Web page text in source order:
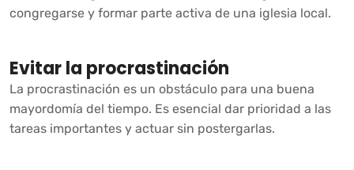
congregarse y formar parte activa de una iglesia local.
Evitar la procrastinación
La procrastinación es un obstáculo para una buena
mayordomía del tiempo. Es esencial dar prioridad a las
tareas importantes y actuar sin postergarlas.